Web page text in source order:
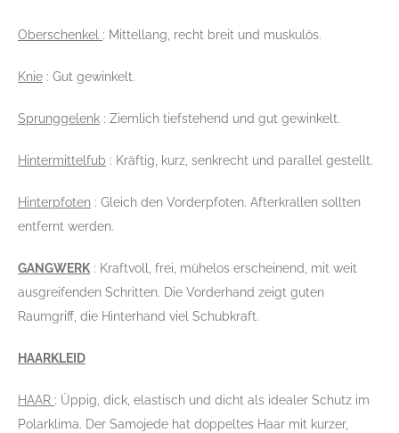
Oberschenkel : Mittellang, recht breit und muskulös.
Knie : Gut gewinkelt.
Sprunggelenk : Ziemlich tiefstehend und gut gewinkelt.
Hintermittelfub : Kräftig, kurz, senkrecht und parallel gestellt.
Hinterpfoten : Gleich den Vorderpfoten. Afterkrallen sollten
entfernt werden.
GANGWERK : Kraftvoll, frei, mühelos erscheinend, mit weit
ausgreifenden Schritten. Die Vorderhand zeigt guten
Raumgriff, die Hinterhand viel Schubkraft.
HAARKLEID
HAAR : Üppig, dick, elastisch und dicht als idealer Schutz im
Polarklima. Der Samojede hat doppeltes Haar mit kurzer,